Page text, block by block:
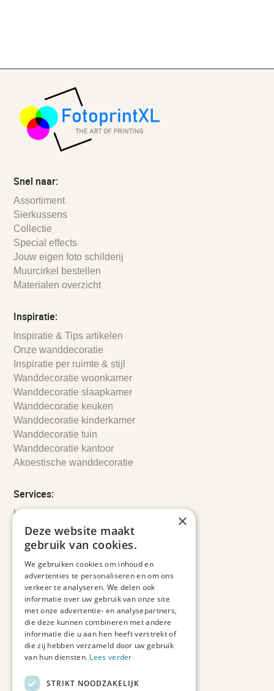
Snel naar:
Assortiment
Sierkussens
Collectie
Special effects
Jouw eigen foto schilderij
Muurcirkel bestellen
Materialen overzicht
Inspiratie:
Inspiratie & Tips artikelen
Onze wanddecoratie
Inspiratie per ruimte & stijl
Wanddecoratie woonkamer
Wanddecoratie slaapkamer
Wanddecoratie keuken
Wanddecoratie kinderkamer
Wanddecoratie tuin
Wanddecoratie kantoor
Akoestische wanddecoratie
Services:
Leveringsinformatie
Retourbeleid
Informatie
Veelgestelde vragen
Duurzaam ondernemen
Contact informatie
Etienne de Pinedaweg 34
3711 CH, Austerlitz
Nederland
info@fotoprintxl.nl
×
Deze website maakt
gebruik van cookies.
We gebruiken cookies om inhoud en
advertenties te personaliseren en om ons
verkeer te analyseren. We delen ook
informatie over uw gebruik van onze site
met onze advertentie- en analysepartners,
die deze kunnen combineren met andere
informatie die u aan hen heeft verstrekt of
die zij hebben verzameld door uw gebruik
van hun diensten. Lees verder
STRIKT NOODZAKELIJK